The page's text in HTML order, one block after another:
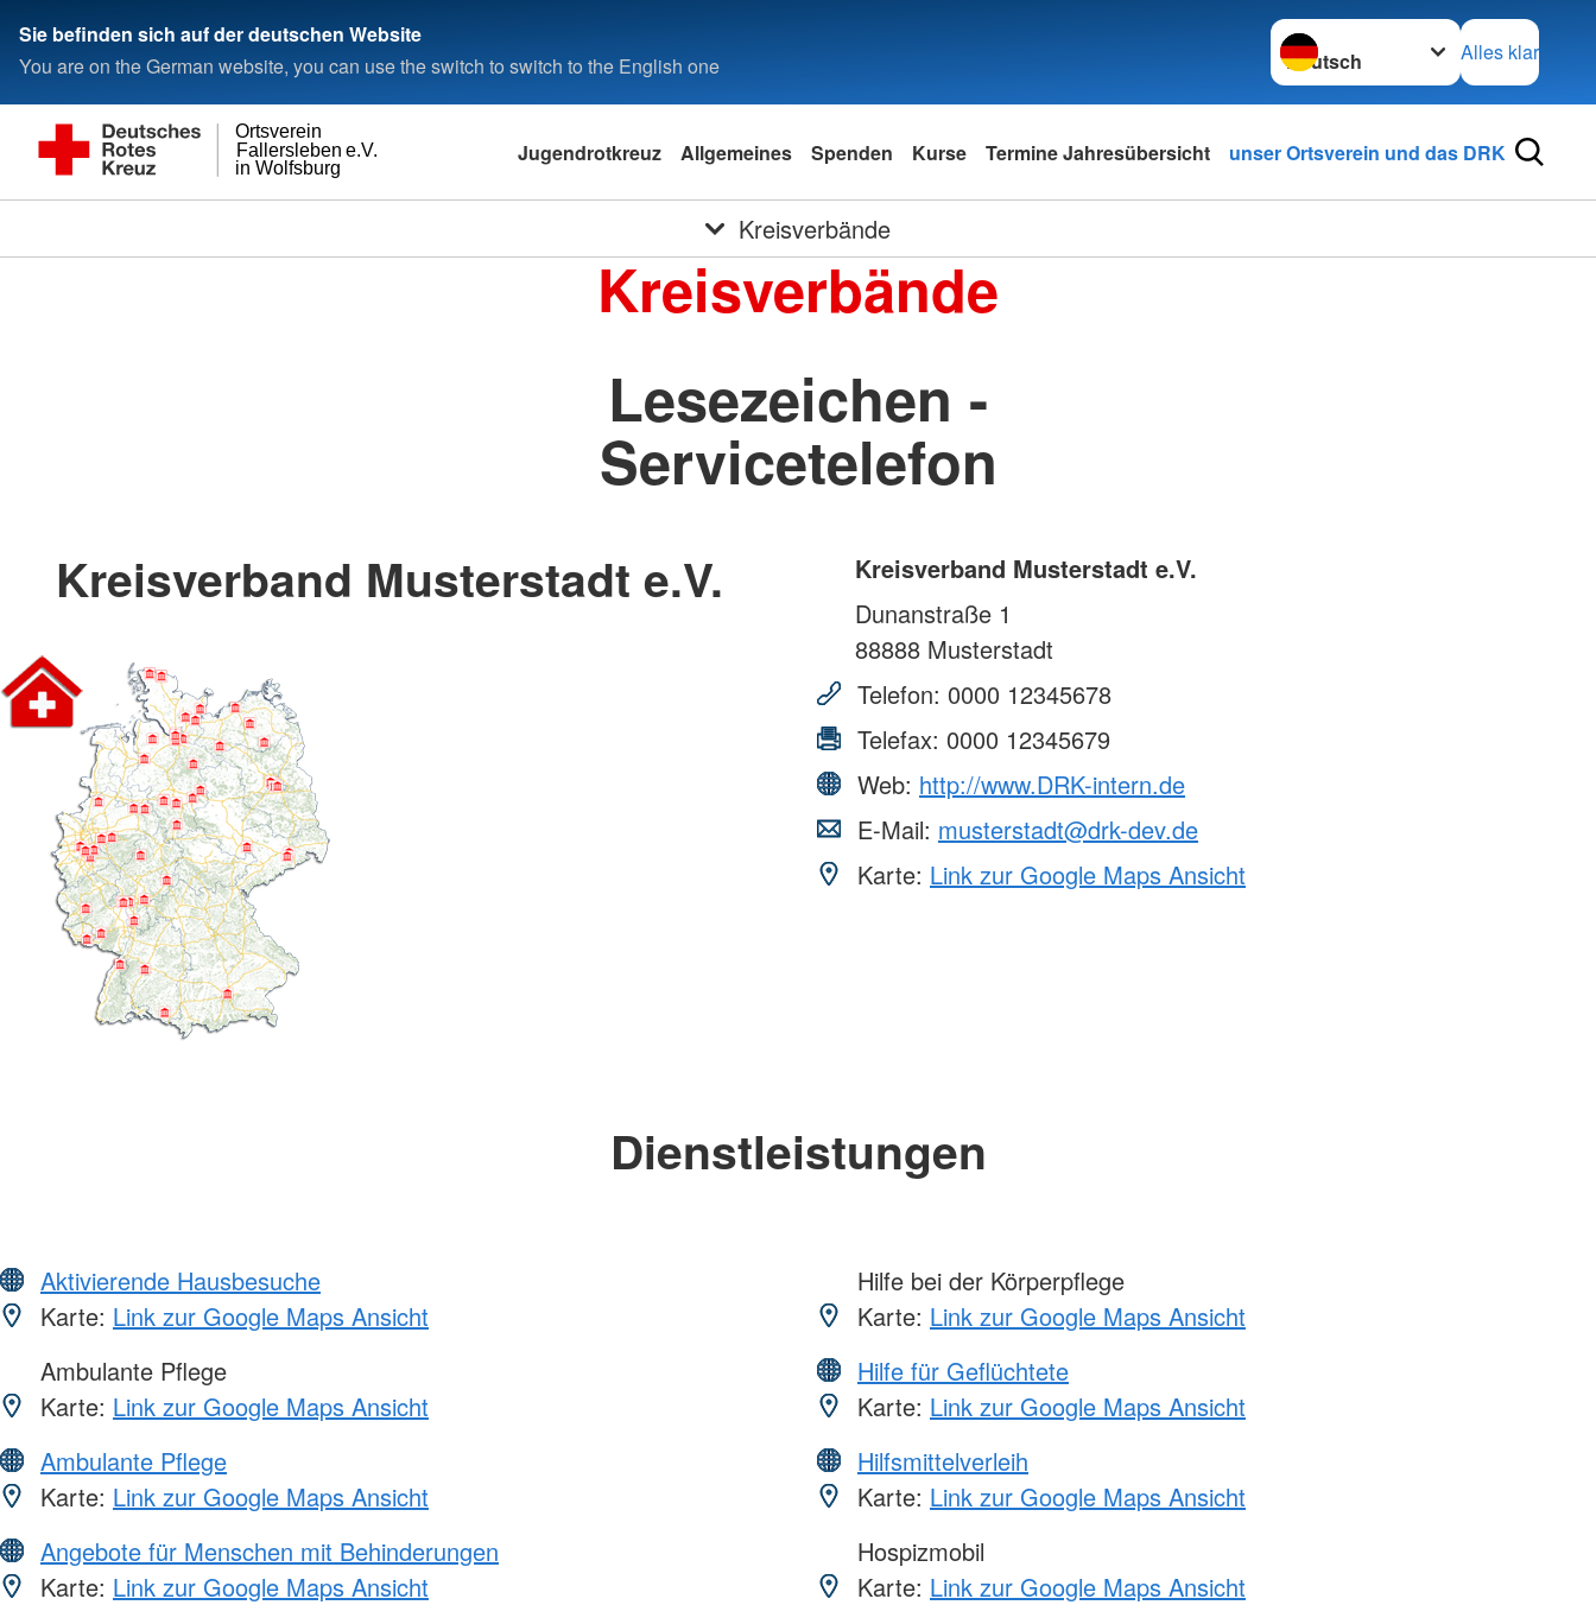
Sie befinden sich auf der deutschen Website
You are on the German website, you can use the switch to switch to the English one
Sprache wechseln zu
Alles klar
in Wolfsburg
Fallersleben e.V.
Ortsverein
Jugendrotkreuz Allgemeines Spenden Kurse Termine Jahresübersicht unser Ortsverein und das DRK
Kreisverbände
Kreisverbände
Lesezeichen -
Servicetelefon
Kreisverband Musterstadt e.V.
Kreisverband Musterstadt e.V.
Dunanstraße 1
88888 Musterstadt
Telefon: 0000 12345678
Telefax: 0000 12345679
Web: http://www.DRK-intern.de
E-Mail: musterstadt@drk-dev.de
Karte: Link zur Google Maps Ansicht
Dienstleistungen
Aktivierende Hausbesuche
Karte: Link zur Google Maps Ansicht
Ambulante Pflege
Karte: Link zur Google Maps Ansicht
Ambulante Pflege
Karte: Link zur Google Maps Ansicht
Angebote für Menschen mit Behinderungen
Karte: Link zur Google Maps Ansicht
Hilfe bei der Körperpflege
Karte: Link zur Google Maps Ansicht
Hilfe für Geflüchtete
Karte: Link zur Google Maps Ansicht
Hilfsmittelverleih
Karte: Link zur Google Maps Ansicht
Hospizmobil
Karte: Link zur Google Maps Ansicht